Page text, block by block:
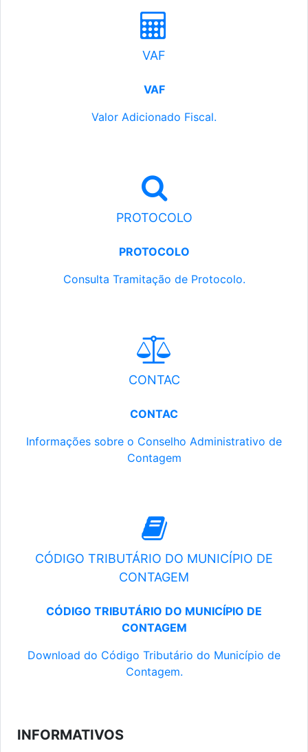
VAF
VAF
Valor Adicionado Fiscal.
PROTOCOLO
PROTOCOLO
Consulta Tramitação de Protocolo.
CONTAC
CONTAC
Informações sobre o Conselho Administrativo de
Contagem
CÓDIGO TRIBUTÁRIO DO MUNICÍPIO DE
CONTAGEM
CÓDIGO TRIBUTÁRIO DO MUNICÍPIO DE
CONTAGEM
Download do Código Tributário do Município de
Contagem.
INFORMATIVOS